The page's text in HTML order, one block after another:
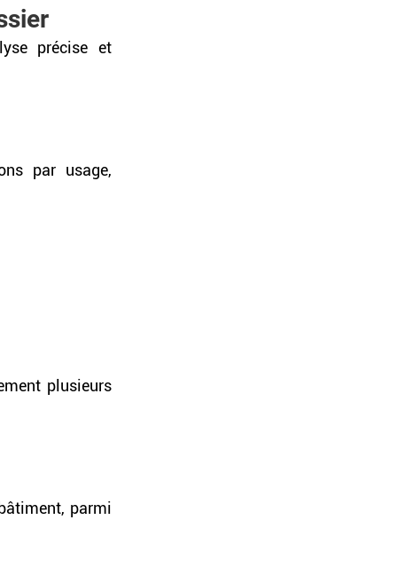
précise et
par usage,
plusieurs
parmi